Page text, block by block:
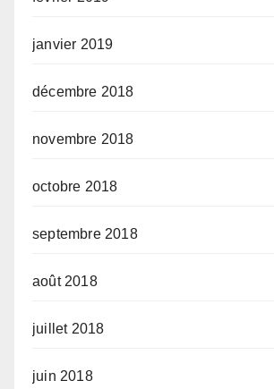
janvier 2019
décembre 2018
novembre 2018
octobre 2018
septembre 2018
août 2018
juillet 2018
juin 2018